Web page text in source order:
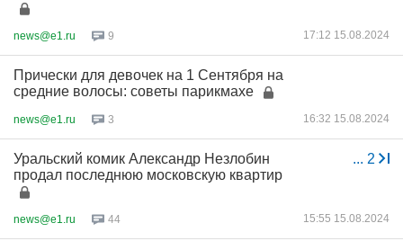
news@e1.ru 9 17:12 15.08.2024
Прически для девочек на 1 Сентября на
средние волосы: советы парикмахе
news@e1.ru 3 16:32 15.08.2024
... 2
Уральский комик Александр Незлобин
продал последнюю московскую квартир
news@e1.ru 44 15:55 15.08.2024